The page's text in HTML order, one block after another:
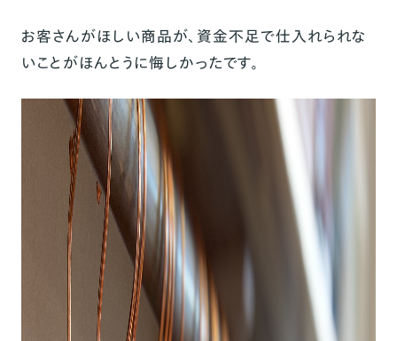
お客さんがほしい商品が、資金不足で仕入れられな
いことがほんとうに悔しかったです。